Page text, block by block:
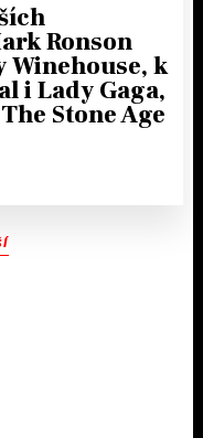
Ronson
Winehouse, k
i Lady Gaga,
Stone Age